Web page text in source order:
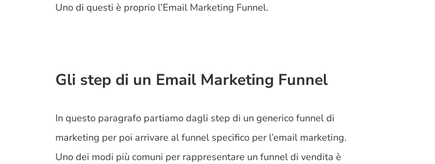
Uno di questi è proprio l’Email Marketing Funnel.
Gli step di un Email Marketing Funnel
In questo paragrafo partiamo dagli step di un generico funnel di
marketing per poi arrivare al funnel specifico per l’email marketing.
Uno dei modi più comuni per rappresentare un funnel di vendita è